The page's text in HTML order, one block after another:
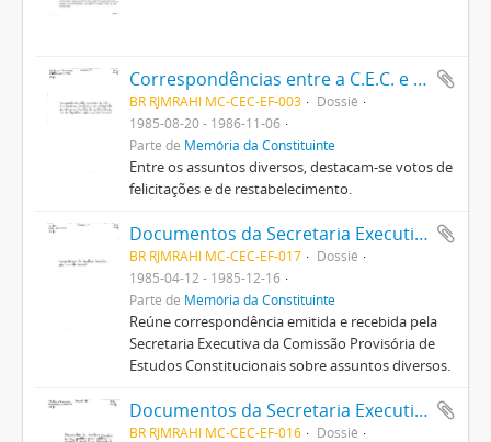
Correspondências entre a C.E.C. e secretarias, Presidência da Comissão, Ministério da Justiça e Presidência da República
BR RJMRAHI MC-CEC-EF-003
Dossiê
1985-08-20 - 1986-11-06
Parte de Memória da Constituinte
Entre os assuntos diversos, destacam-se votos de
felicitações e de restabelecimento.
Documentos da Secretaria Executiva da Comissão Provisória de Estudos Constitucionais
BR RJMRAHI MC-CEC-EF-017
Dossiê
1985-04-12 - 1985-12-16
Parte de Memória da Constituinte
Reúne correspondência emitida e recebida pela
Secretaria Executiva da Comissão Provisória de
Estudos Constitucionais sobre assuntos diversos.
Documentos da Secretaria Executiva da Comissão Provisória de Estudos Constitucionais
BR RJMRAHI MC-CEC-EF-016
Dossiê